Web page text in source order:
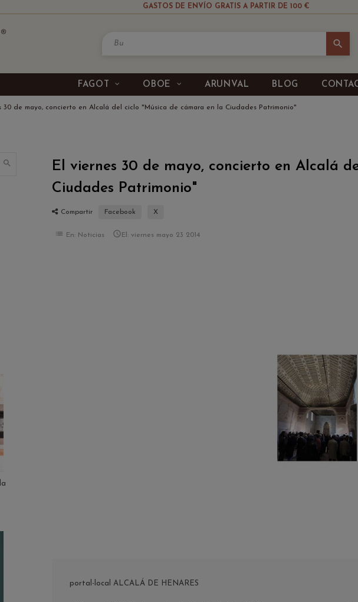
GASTOS DE ENVÍO GRATIS A PARTIR DE 100 €
search
FAGOT OBOE ARUNVAL BLOG
30 de mayo, concierto en Alcalá del ciclo "Música de cámara en la Ciudades Patrimonio"

El viernes 30 de mayo, concierto en Alcalá
Ciudades Patrimonio"
Compartir Facebook X
list En: Noticias  El: viernes mayo 23 2014
portal-local ALCALÁ DE HENARES